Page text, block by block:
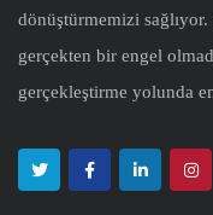
dönüştürmemizi
gerçekten bir engel
gerçekleştirme yolunda